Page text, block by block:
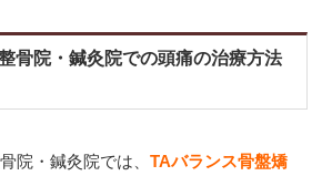
骨院・鍼灸院での頭痛の治療方法
院・鍼灸院では、TAバランス骨盤矯